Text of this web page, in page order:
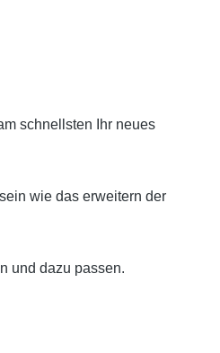
schnellsten Ihr neues
wie das erweitern der
und dazu passen.